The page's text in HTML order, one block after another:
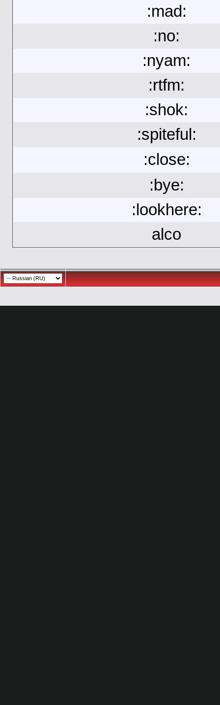
:mad:
:no:
:nyam:
:rtfm:
:shok:
:spiteful:
:close:
:bye:
:lookhere:
alco